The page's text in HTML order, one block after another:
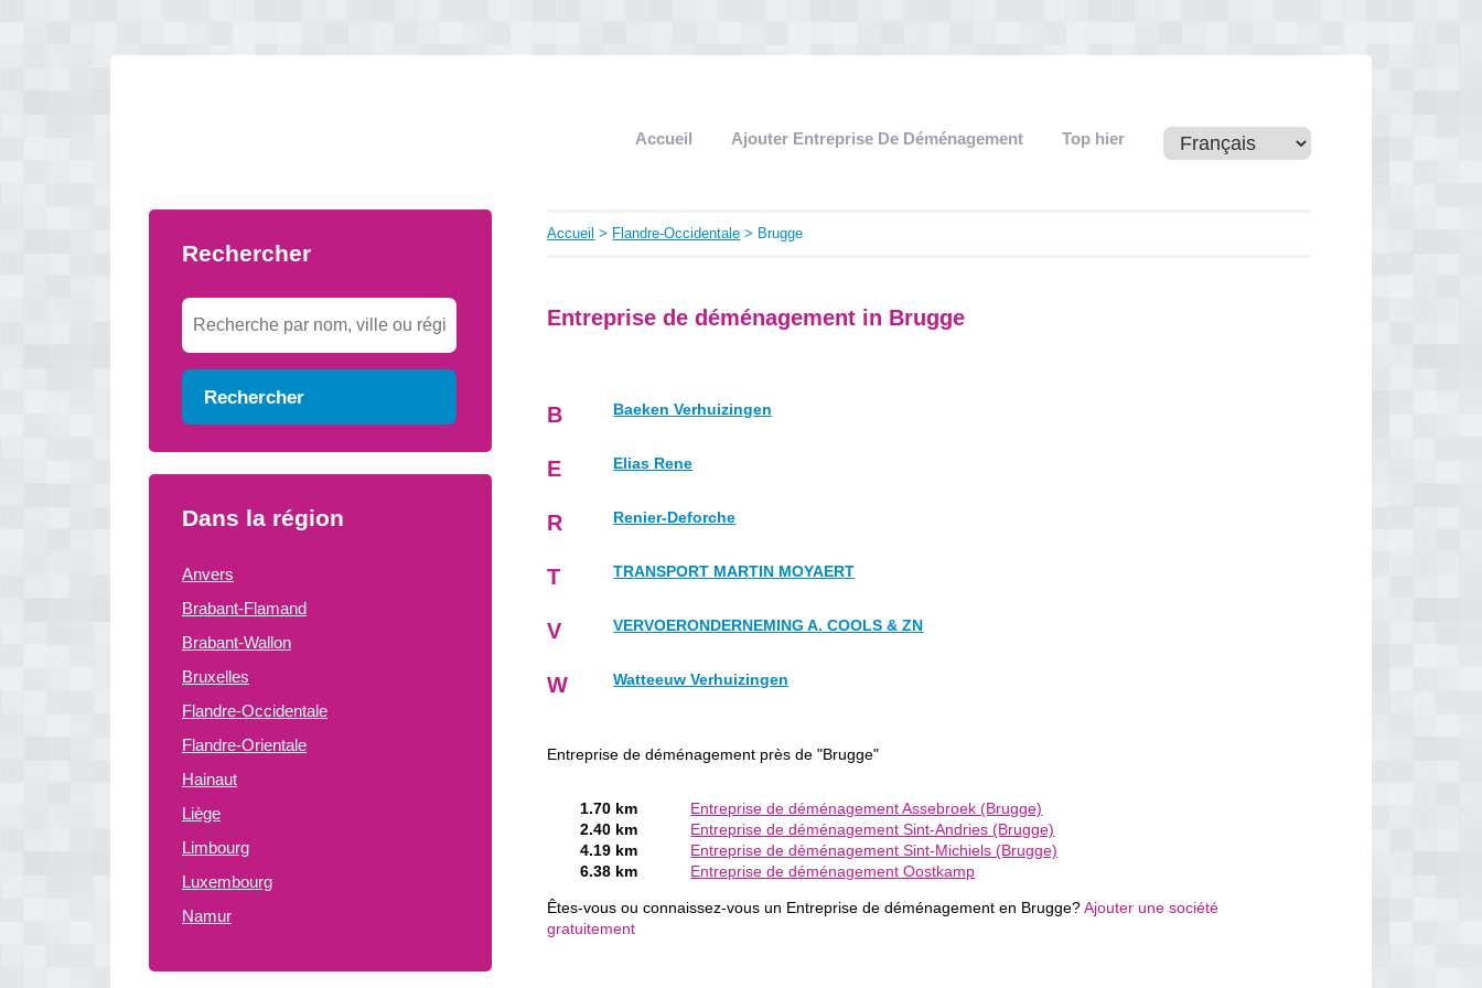
Accueil Ajouter Entreprise De Déménagement Top hier
Rechercher
Rechercher
Dans la région
Anvers
Brabant-Flamand
Brabant-Wallon
Bruxelles
Flandre-Occidentale
Flandre-Orientale
Hainaut
Liège
Limbourg
Luxembourg
Namur
Accueil > Flandre-Occidentale > Brugge
Entreprise de déménagement in Brugge
B Baeken Verhuizingen
E Elias Rene
R Renier-Deforche
T TRANSPORT MARTIN MOYAERT
V VERVOERONDERNEMING A. COOLS & ZN
W Watteeuw Verhuizingen
Entreprise de déménagement près de "Brugge"
1.70 km
Entreprise de déménagement Assebroek (Brugge)
2.40 km
Entreprise de déménagement Sint-Andries (Brugge)
4.19 km
Entreprise de déménagement Sint-Michiels (Brugge)
6.38 km
Entreprise de déménagement Oostkamp
Êtes-vous ou connaissez-vous un Entreprise de déménagement en Brugge?Ajouter une société
gratuitement